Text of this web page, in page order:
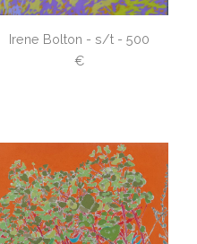
Irene Bolton - s/t - 500
€